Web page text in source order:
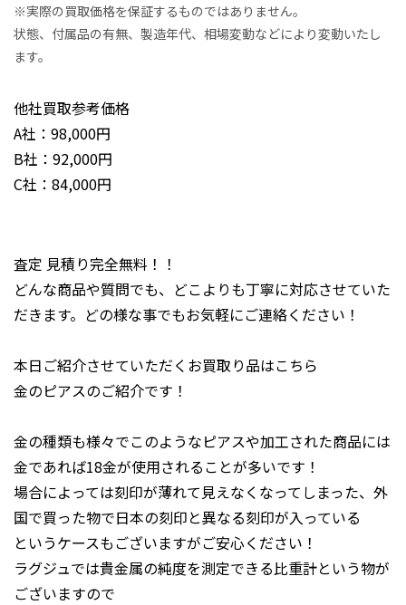
※実際の買取価格を保証するものではありません。
状態、付属品の有無、製造年代、相場変動などにより変動いたし
ます。
他社買取参考価格
A社：98,000円
B社：92,000円
C社：84,000円
査定 見積り完全無料！！
どんな商品や質問でも、どこよりも丁寧に対応させていた
だきます。どの様な事でもお気軽にご連絡ください！
本日ご紹介させていただくお買取り品はこちら
金のピアスのご紹介です！
金の種類も様々でこのようなピアスや加工された商品には
金であれば18金が使用されることが多いです！
場合によっては刻印が薄れて見えなくなってしまった、外
国で買った物で日本の刻印と異なる刻印が入っている
というケースもございますがご安心ください！
ラグジュでは貴金属の純度を測定できる比重計という物が
ございますので